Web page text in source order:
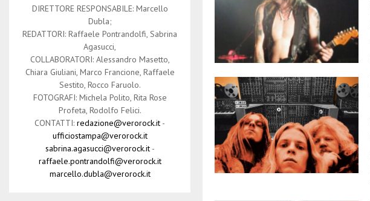
DIRETTORE RESPONSABILE: Marcello
Dubla;
REDATTORI: Raffaele Pontrandolfi, Sabrina
Agasucci,
COLLABORATORI: Alessandro Masetto,
Chiara Giuliani, Marco Francione, Raffaele
Sestito, Rocco Faruolo.
FOTOGRAFI: Michela Polito, Rita Rose
Profeta, Rodolfo Felici.
CONTATTI: redazione@verorock.it -
ufficiostampa@verorock.it
sabrina.agasucci@verorock.it-
raffaele.pontrandolfi@verorock.it
marcello.dubla@verorock.it